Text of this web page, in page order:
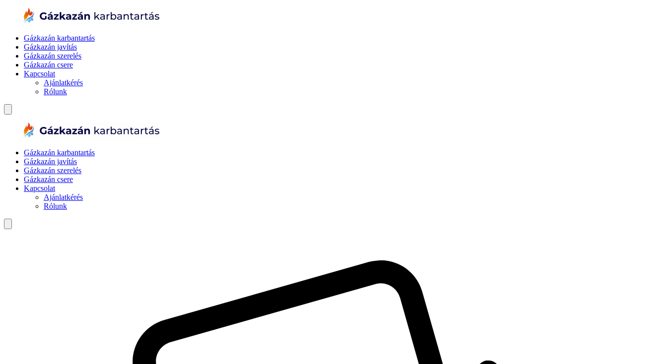
Gázkazán karbantartás
Gázkazán javítás
Gázkazán szerelés
Gázkazán csere
Kapcsolat
Ajánlatkérés
Rólunk
Gázkazán karbantartás
Gázkazán javítás
Gázkazán szerelés
Gázkazán csere
Kapcsolat
Ajánlatkérés
Rólunk